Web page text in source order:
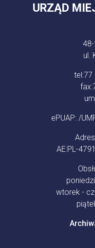
URZĄD
ul.
tel:77
fax:
ePUAP: /
AE:PL-
wtorek -